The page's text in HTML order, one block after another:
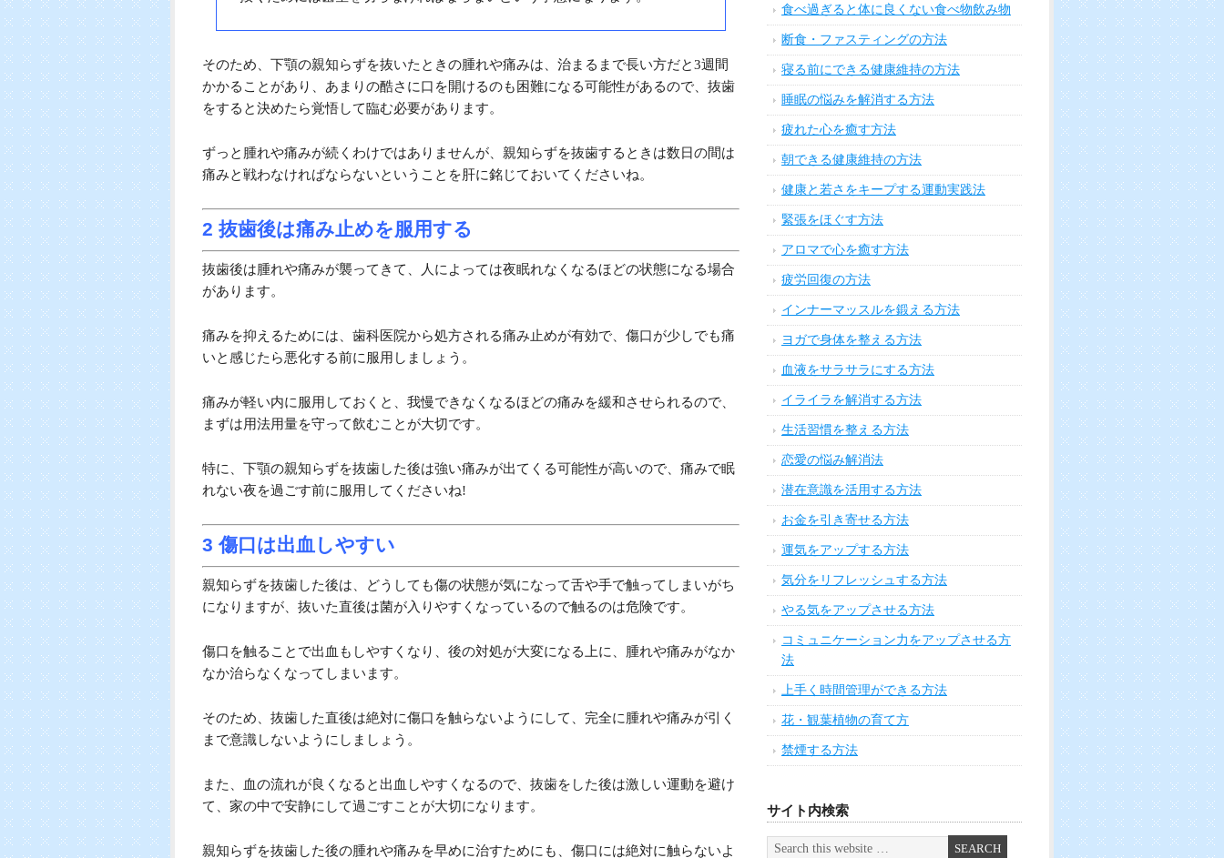
も抜歯後3日ぐらいで治まることが多いです。
長くても1週間で完全に引くのが大半で、痛みの程度も歯科医院で処方され
る痛み止めの薬で十分対処できます。
親知らずを抜歯するとき、一番腫れや痛みが酷くなる可能性があるのが下
上顎の親知らずは真っ直ぐに生えてくることが多く、抜歯後の腫れや痛み
抜くためには歯茎を切らなければならないという事態になります。
そのため、下顎の親知らずを抜いたときの腫れや痛みは、治まるまで長い方だと3週間
をすると決めたら覚悟して臨む必要があります。
痛みと戦わなければならないということを肝に銘じておいてくださいね。
抜歯後は腫れや痛みが襲ってきて、人によっては夜眠れなくなるほどの状態になる場合
があります。
いと感じたら悪化する前に服用しましょう。
まずは用法用量を守って飲むことが大切です。
れない夜を過ごす前に服用してくださいね!
髪の悩みを解決する方法
肌荒れを解決する方法
頭痛を解決する方法
目・鼻・耳の悩みを解決する方法
歯やお口の悩みを解決する方法
首や肩こりの悩みを解決する方法
手首や腕の悩みを解決する方法
指先・ネイルの悩み解消法
胃腸の悩みを解決する方法
腰痛を解決する方法
足首・ひざの悩みを解決する方法
デリケートな身体の悩みを解決する方法
体の痛みを軽減する方法
便秘を解消する方法
気になるニオイを消す方法
女子力アップメイク術
美肌に効く食べ物・飲み物・サプリ
身体に良い食べ物・飲み物・サプリ
食べ過ぎると体に良くない食べ物飲み物
断食・ファスティングの方法
寝る前にできる健康維持の方法
睡眠の悩みを解消する方法
疲れた心を癒す方法
朝できる健康維持の方法
健康と若さをキープする運動実践法
緊張をほぐす方法
疲労回復の方法